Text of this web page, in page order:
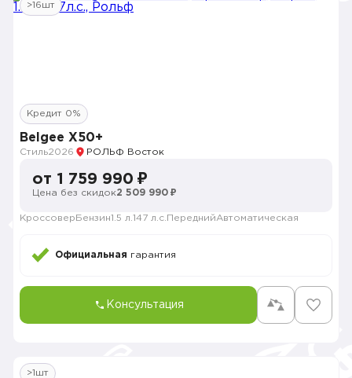
>16шт
Кредит 0%
Belgee X50+
Стиль2026 РОЛЬФ Восток
от 1 759 990 ₽
Цена без скидок2 509 990 ₽
Кроссовер Бензин1.5 л. 147 л.с. ПереднийАвтоматическая
Официальная гарантия
Консультация
>1шт